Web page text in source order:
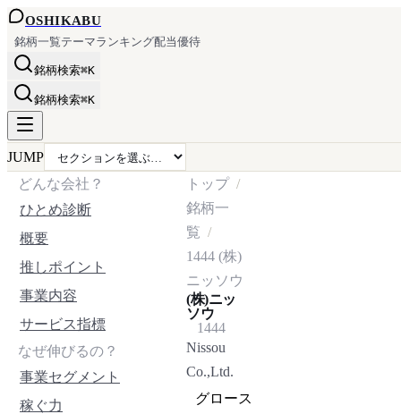
OSHIKABU
銘柄一覧テーマランキング配当優待
銘柄検索⌘K
銘柄検索⌘K
JUMP
どんな会社？
ひとめ診断
概要
推しポイント
事業内容
サービス指標
なぜ伸びるの？
事業セグメント
稼ぐ力
トップ
銘柄一
覧
1444 (株)
ニッソウ
(株)ニッ
ソウ
1444
Nissou
Co.,Ltd.
グロース